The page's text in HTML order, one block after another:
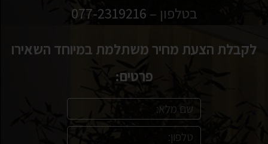
בטלפון – 077-2319216
לקבלת הצעת מחיר משתלמת במיוחד השאירו
פרטים: